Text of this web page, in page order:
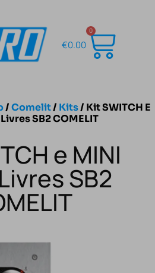
€0.00
0
/Comelit/ Kits/ Kit SWITCH E
SB2 COMELIT
e MINI
SB2